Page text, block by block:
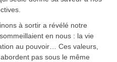
à sortir a révélé notre
en nous : la vie
au pouvoir… Ces valeurs,
pas sous le même